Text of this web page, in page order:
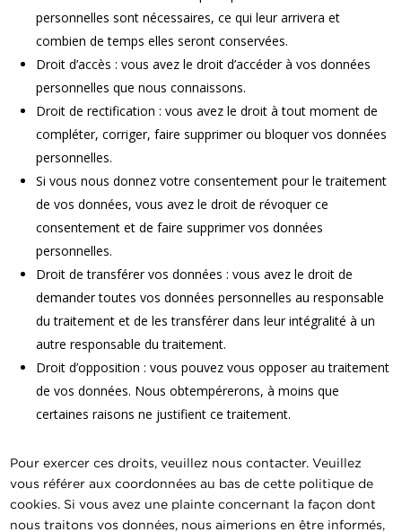
personnelles sont nécessaires, ce qui leur arrivera et
combien de temps elles seront conservées.
Droit d’accès : vous avez le droit d’accéder à vos données
personnelles que nous connaissons.
Droit de rectification : vous avez le droit à tout moment de
compléter, corriger, faire supprimer ou bloquer vos données
personnelles.
Si vous nous donnez votre consentement pour le traitement
de vos données, vous avez le droit de révoquer ce
consentement et de faire supprimer vos données
personnelles.
Droit de transférer vos données : vous avez le droit de
demander toutes vos données personnelles au responsable
du traitement et de les transférer dans leur intégralité à un
autre responsable du traitement.
Droit d’opposition : vous pouvez vous opposer au traitement
de vos données. Nous obtempérerons, à moins que
certaines raisons ne justifient ce traitement.
Pour exercer ces droits, veuillez nous contacter. Veuillez
vous référer aux coordonnées au bas de cette politique de
cookies. Si vous avez une plainte concernant la façon dont
nous traitons vos données, nous aimerions en être informés,